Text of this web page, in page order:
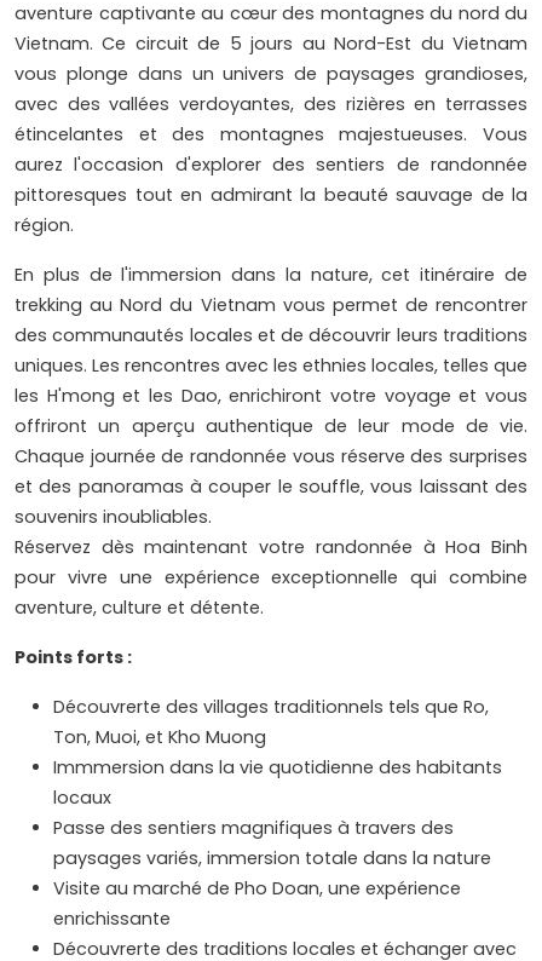
aventure captivante au cœur des montagnes du nord du
Vietnam. Ce circuit de 5 jours au Nord-Est du Vietnam
vous plonge dans un univers de paysages grandioses,
avec des vallées verdoyantes, des rizières en terrasses
étincelantes et des montagnes majestueuses. Vous
aurez l'occasion d'explorer des sentiers de randonnée
pittoresques tout en admirant la beauté sauvage de la
région.
En plus de l'immersion dans la nature, cet itinéraire de
trekking au Nord du Vietnam vous permet de rencontrer
des communautés locales et de découvrir leurs traditions
uniques. Les rencontres avec les ethnies locales, telles que
les H'mong et les Dao, enrichiront votre voyage et vous
offriront un aperçu authentique de leur mode de vie.
Chaque journée de randonnée vous réserve des surprises
et des panoramas à couper le souffle, vous laissant des
souvenirs inoubliables.
Réservez dès maintenant votre randonnée à Hoa Binh
pour vivre une expérience exceptionnelle qui combine
aventure, culture et détente.
Points forts :
Découvrerte des villages traditionnels tels que Ro,
Ton, Muoi, et Kho Muong
Immmersion dans la vie quotidienne des habitants
locaux
Passe des sentiers magnifiques à travers des
paysages variés, immersion totale dans la nature
Visite au marché de Pho Doan, une expérience
enrichissante
Découvrerte des traditions locales et échanger avec